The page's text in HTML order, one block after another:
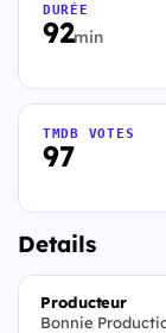
92min
DURÉE
97
TMDB VOTES
Details
Producteur
Bonnie